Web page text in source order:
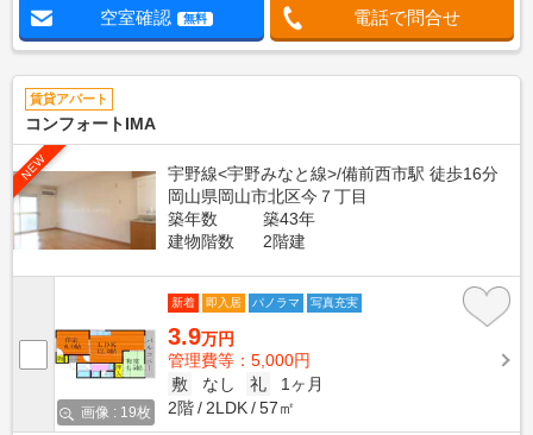
空室確認 無料 電話で問合せ
賃貸アパート
コンフォートIMA
NEW
宇野線<宇野みなと線>/備前西市駅 徒歩16分
岡山県岡山市北区今７丁目
築年数
築43年
建物階数
2階建
画像 : 19枚
新着 即入居 パノラマ 写真充実
3.9万円
管理費等：5,000円
敷
なし 礼
1ヶ月
2階
2LDK 57㎡